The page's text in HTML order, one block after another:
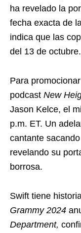
ha revelado la
fecha exacta de
indica que las
del 13 de octubre.
Para
podcast New
Jason Kelce, el
p.m. ET. Un
cantante
revelando su
borrosa.
Swift tiene
Grammy 2024
Department,